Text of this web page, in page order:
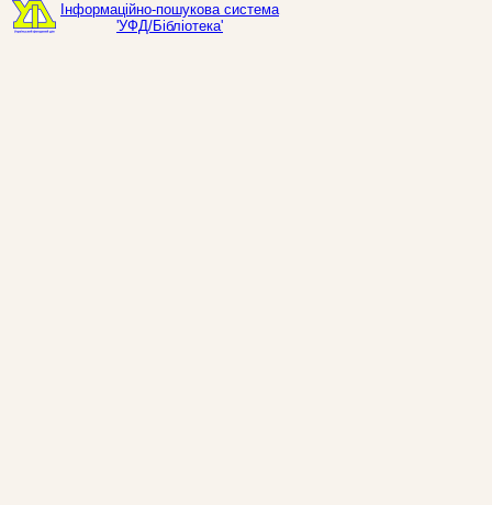
Інформаційно-пошукова система
'УФД/Бібліотека'